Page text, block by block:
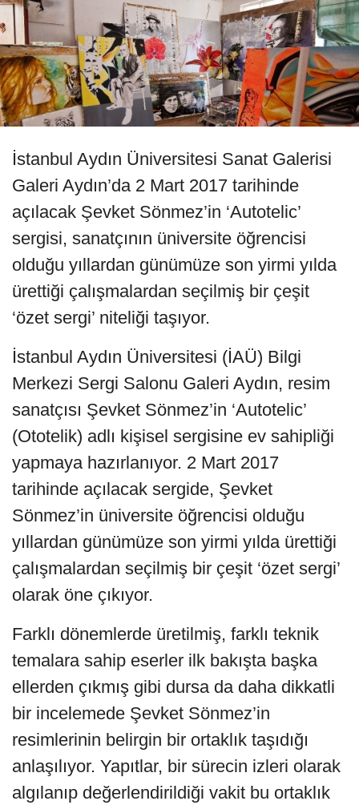
İstanbul Aydın Üniversitesi Sanat Galerisi
Galeri Aydın’da 2 Mart 2017 tarihinde
açılacak Şevket Sönmez’in ‘Autotelic’
sergisi, sanatçının üniversite öğrencisi
olduğu yıllardan günümüze son yirmi yılda
ürettiği çalışmalardan seçilmiş bir çeşit
‘özet sergi’ niteliği taşıyor.
İstanbul Aydın Üniversitesi (İAÜ) Bilgi
Merkezi Sergi Salonu Galeri Aydın, resim
sanatçısı Şevket Sönmez’in ‘Autotelic’
(Ototelik) adlı kişisel sergisine ev sahipliği
yapmaya hazırlanıyor. 2 Mart 2017
tarihinde açılacak sergide, Şevket
Sönmez’in üniversite öğrencisi olduğu
yıllardan günümüze son yirmi yılda ürettiği
çalışmalardan seçilmiş bir çeşit ‘özet sergi’
olarak öne çıkıyor.
Farklı dönemlerde üretilmiş, farklı teknik
temalara sahip eserler ilk bakışta başka
ellerden çıkmış gibi dursa da daha dikkatli
bir incelemede Şevket Sönmez’in
resimlerinin belirgin bir ortaklık taşıdığı
anlaşılıyor. Yapıtlar, bir sürecin izleri olarak
algılanıp değerlendirildiği vakit bu ortaklık